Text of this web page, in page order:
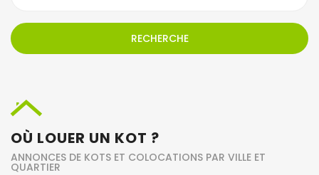
RECHERCHE
OÙ LOUER UN KOT ?
ANNONCES DE KOTS ET COLOCATIONS PAR VILLE ET
QUARTIER